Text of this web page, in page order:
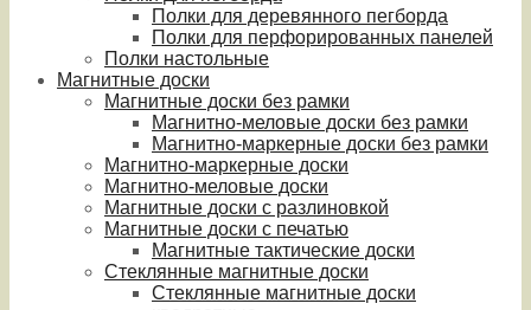
Полки для деревянного пегборда
Полки для перфорированных панелей
Полки настольные
Магнитные доски
Магнитные доски без рамки
Магнитно-меловые доски без рамки
Магнитно-маркерные доски без рамки
Магнитно-маркерные доски
Магнитно-меловые доски
Магнитные доски с разлиновкой
Магнитные доски с печатью
Магнитные тактические доски
Стеклянные магнитные доски
Стеклянные магнитные доски